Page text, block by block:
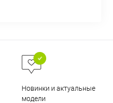
Новинки и актуальные
модели